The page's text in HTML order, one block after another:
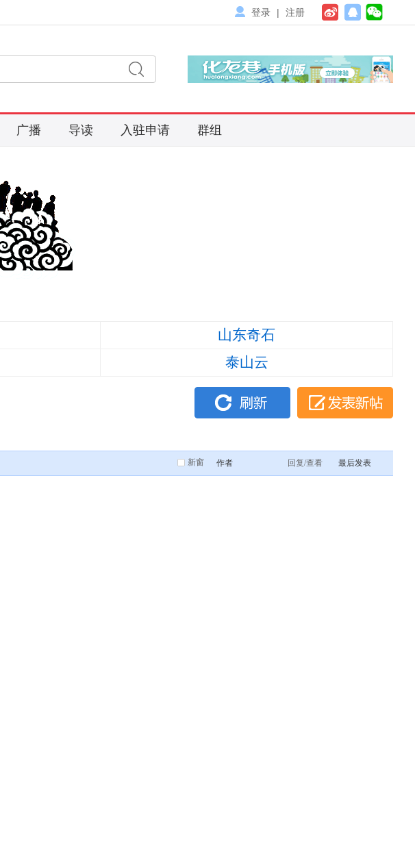
登录 | 注册
搜
广播 导读 入驻申请 群组
山东奇石
泰山云
新窗 作者 回复/查看 最后发表